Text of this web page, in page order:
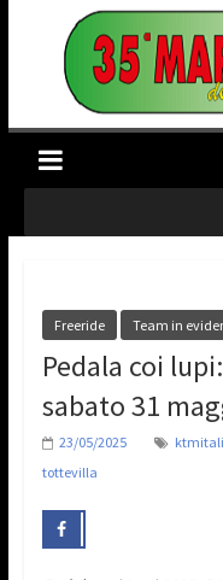
Freeride Team in
Pedala coi
sabato 31
23/05/2025
tottevilla